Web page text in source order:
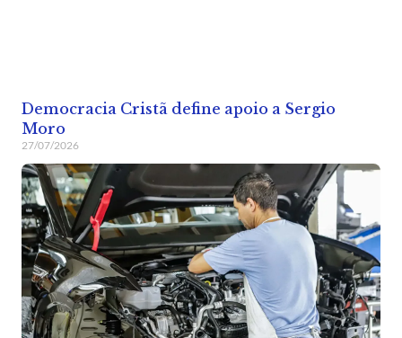
Democracia Cristã define apoio a Sergio
Moro
27/07/2026